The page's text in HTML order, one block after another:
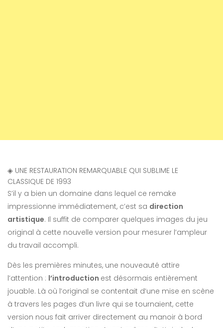
◈ UNE RESTAURATION REMARQUABLE QUI SUBLIME LE
CLASSIQUE DE 1993
S’il y a bien un domaine dans lequel ce remake
impressionne immédiatement, c’est sa direction
artistique. Il suffit de comparer quelques images du jeu
original à cette nouvelle version pour mesurer l’ampleur
du travail accompli.
Dès les premières minutes, une nouveauté attire
l’attention : l’introduction est désormais entièrement
jouable. Là où l’original se contentait d’une mise en scène
à travers les pages d’un livre qui se tournaient, cette
version nous fait arriver directement au manoir à bord